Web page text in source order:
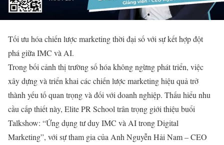
Tối ưu hóa chiến lược marketing thời đại số với sự kết hợp đột
phá giữa IMC và AI.
Trong bối cảnh thị trường số hóa không ngừng phát triển, việc
xây dựng và triển khai các chiến lược marketing hiệu quả trở
thành yếu tố quan trọng và đối với doanh nghiệp. Thấu hiểu nhu
cầu cấp thiết này, Elite PR School trân trọng giới thiệu buổi
Talkshow: “Ứng dụng tư duy IMC và AI trong Digital
Marketing”, với sự tham gia của Anh Nguyễn Hải Nam – CEO